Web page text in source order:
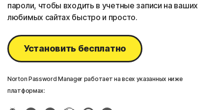
пароли, чтобы входить в учетные записи на ваших
любимых сайтах быстро и просто.
Установить бесплатно
Norton Password Manager работает на всех указанных ниже
платформах: